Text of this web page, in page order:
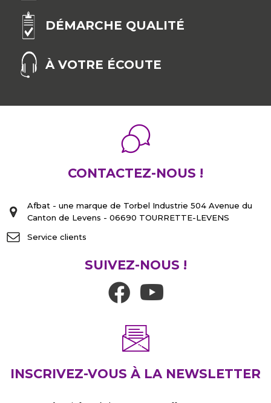
DÉMARCHE QUALITÉ
À VOTRE ÉCOUTE
CONTACTEZ-NOUS !
Afbat - une marque de Torbel Industrie 504 Avenue du
Canton de Levens - 06690 TOURRETTE-LEVENS
Service clients
SUIVEZ-NOUS !
INSCRIVEZ-VOUS À LA NEWSLETTER